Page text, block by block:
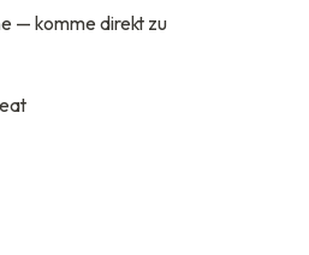
— komme direkt zu